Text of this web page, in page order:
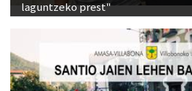
laguntzeko prest"